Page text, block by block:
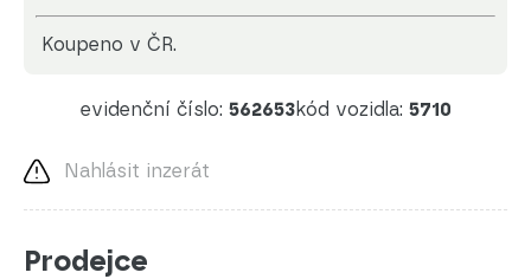
koupeno v ČR.
evidenční číslo: 562653kód vozidla: 5710
Nahlásit inzerát
Prodejce